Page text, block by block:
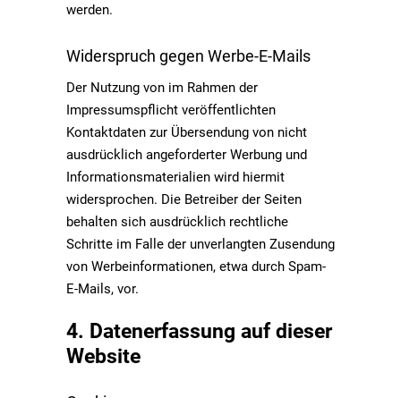
werden.
Widerspruch gegen Werbe-E-Mails
Der Nutzung von im Rahmen der
Impressumspflicht veröffentlichten
Kontaktdaten zur Übersendung von nicht
ausdrücklich angeforderter Werbung und
Informationsmaterialien wird hiermit
widersprochen. Die Betreiber der Seiten
behalten sich ausdrücklich rechtliche
Schritte im Falle der unverlangten Zusendung
von Werbeinformationen, etwa durch Spam-
E-Mails, vor.
4. Datenerfassung auf dieser
Website